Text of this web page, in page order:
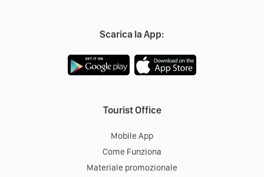
Scarica la App:
Tourist Office
Mobile App
Come Funziona
Materiale promozionale